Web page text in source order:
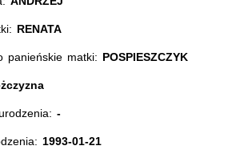
RENATA
panieńskie matki: POSPIESZCZYK
-
1993-01-21